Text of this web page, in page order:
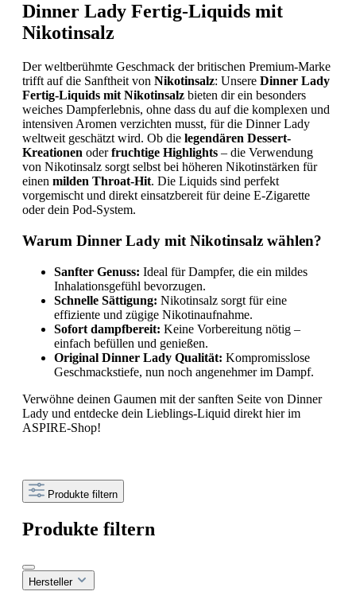
Dinner Lady Fertig-Liquids mit
Nikotinsalz
Der weltberühmte Geschmack der britischen Premium-Marke
trifft auf die Sanftheit von Nikotinsalz: Unsere Dinner Lady
Fertig-Liquids mit Nikotinsalz bieten dir ein besonders
weiches Dampferlebnis, ohne dass du auf die komplexen und
intensiven Aromen verzichten musst, für die Dinner Lady
weltweit geschätzt wird. Ob die legendären Dessert-
Kreationen oderfruchtige Highlights – die Verwendung
von Nikotinsalz sorgt selbst bei höheren Nikotinstärken für
einen milden Throat-Hit. Die Liquids sind perfekt
vorgemischt und direkt einsatzbereit für deine E-Zigarette
oder dein Pod-System.
Warum Dinner Lady mit Nikotinsalz wählen?
Sanfter Genuss: Ideal für Dampfer, die ein mildes
Inhalationsgefühl bevorzugen.
Schnelle Sättigung: Nikotinsalz sorgt für eine
effiziente und zügige Nikotinaufnahme.
Sofort dampfbereit: Keine Vorbereitung nötig –
einfach befüllen und genießen.
Original Dinner Lady Qualität: Kompromisslose
Geschmackstiefe, nun noch angenehmer im Dampf.
Verwöhne deinen Gaumen mit der sanften Seite von Dinner
Lady und entdecke dein Lieblings-Liquid direkt hier im
ASPIRE-Shop!
Produkte filtern
Produkte filtern
Hersteller